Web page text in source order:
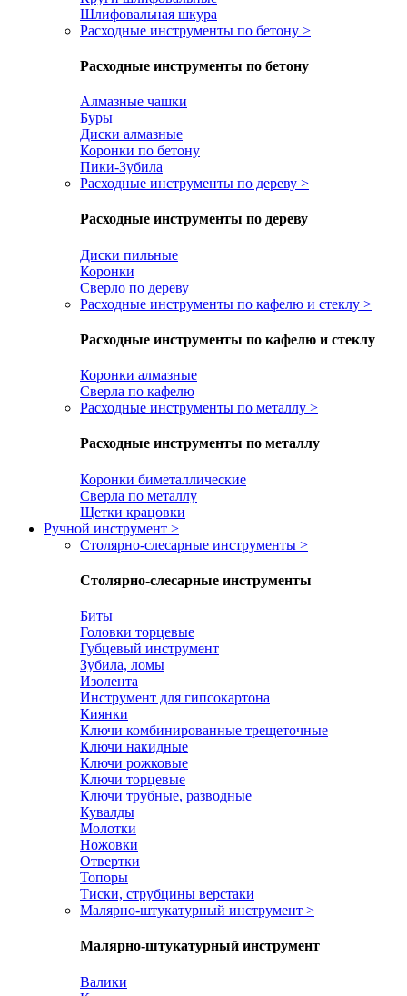
Шлифовальная шкура
Расходные инструменты по бетону >
Расходные инструменты по бетону
Алмазные чашки
Буры
Диски алмазные
Коронки по бетону
Пики-Зубила
Расходные инструменты по дереву >
Расходные инструменты по дереву
Диски пильные
Коронки
Сверло по дереву
Расходные инструменты по кафелю и стеклу >
Расходные инструменты по кафелю и стеклу
Коронки алмазные
Сверла по кафелю
Расходные инструменты по металлу >
Расходные инструменты по металлу
Коронки биметаллические
Сверла по металлу
Щетки крацовки
Ручной инструмент >
Столярно-слесарные инструменты >
Столярно-слесарные инструменты
Биты
Головки торцевые
Губцевый инструмент
Зубила, ломы
Изолента
Инструмент для гипсокартона
Киянки
Ключи комбинированные трещеточные
Ключи накидные
Ключи рожковые
Ключи торцевые
Ключи трубные, разводные
Кувалды
Молотки
Ножовки
Отвертки
Топоры
Тиски, струбцины верстаки
Малярно-штукатурный инструмент >
Малярно-штукатурный инструмент
Валики